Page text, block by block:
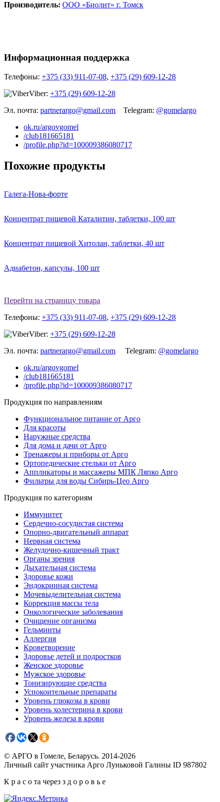
Производитель: ООО «Биолит» г. Томск
Информационная поддержка
Телефоны: +375 (33) 911-07-08, +375 (29) 609-12-28
Viber: +375 (29) 609-12-28
Эл. почта: partnerargo@gmail.com Telegram: @gomelargo
ok.ru/argovgomel
/club181665181
/profile.php?id=100009386080717
Похожие продукты
Галега-Нова-форте
Концентрат пищевой Каталитин, таблетки, 100 шт
Концентрат пищевой Хитолан, таблетки, 40 шт
Адиабетон, капсулы, 100 шт
Перейти на страницу товара
Телефоны: +375 (33) 911-07-08, +375 (29) 609-12-28
Viber: +375 (29) 609-12-28
Эл. почта: partnerargo@gmail.com Telegram: @gomelargo
ok.ru/argovgomel
/club181665181
/profile.php?id=100009386080717
Продукция по направлениям
Функциональное питание от Арго
Для красоты
Наружные средства
Для дома и дачи от Арго
Тренажеры и приборы от Арго
Ортопедические стельки от Арго
Аппликаторы и массажеры МПК Ляпко Арго
Фильтры для воды Сибирь-Цео Арго
Продукция по категориям
Иммунитет
Сердечно-сосудистая система
Опорно-двигательный аппарат
Нервная система
Желудочно-кишечный тракт
Органы зрения
Дыхательная система
Здоровье кожи
Эндокринная система
Мочевыделительная система
Коррекция массы тела
Онкологические заболевания
Очищение организма
Гельминты
Аллергия
Кроветворение
Здоровье детей и подростков
Женское здоровье
Мужское здоровье
Тонизирующие средства
Успокоительные препараты
Уровень глюкозы в крови
Уровень холестерина в крови
Уровень железа в крови
© АРГО в Гомеле, Беларусь. 2014-2026
Личный сайт участника Арго Луньковой Галины ID 987802
К р а с о та через з д о р о в ь е